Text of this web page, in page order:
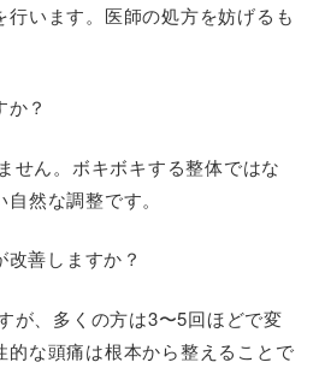
行います。医師の処方を妨げるも
？
せん。ボキボキする整体ではな
然な調整です。
善しますか？
が、多くの方は3〜5回ほどで変
的な頭痛は根本から整えることで